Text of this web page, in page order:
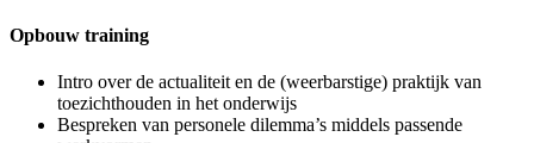
Opbouw training
Intro over de actualiteit en de (weerbarstige) praktijk van
toezichthouden in het onderwijs
Bespreken van personele dilemma’s middels passende